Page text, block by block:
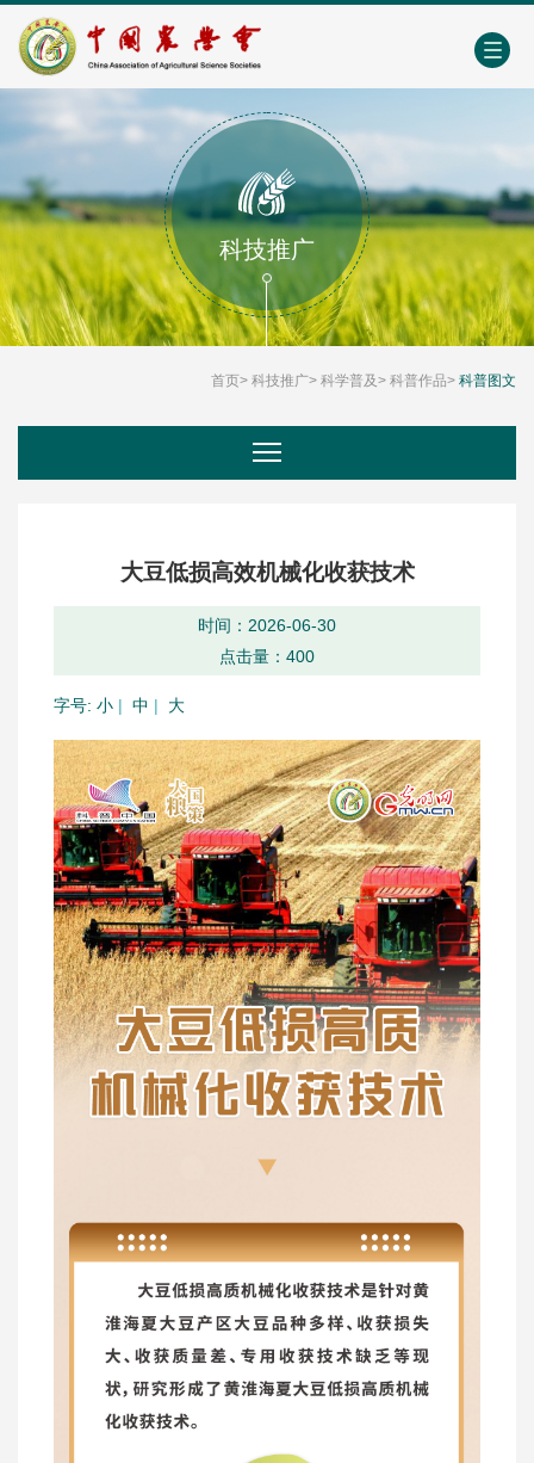
中国农业农村人才网 中心学会门户网
科技推广
首页> 科技推广> 科学普及> 科普作品> 科普图文
大豆低损高效机械化收获技术
时间：2026-06-30
点击量： 400
字号: 小 | 中 | 大